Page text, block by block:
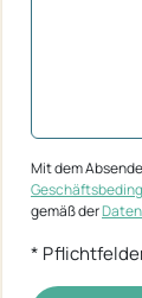
Mit dem
gemäß der
*